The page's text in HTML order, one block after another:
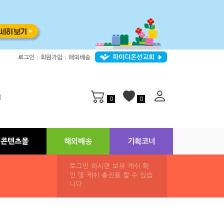
로그인 회원가입 해외배송 파이디온선교회
0 0
콘텐츠몰 해외배송 기획코너
로그인 하시면 보유 캐쉬 확
인 및 캐쉬 충전을 할 수 있습
니다.